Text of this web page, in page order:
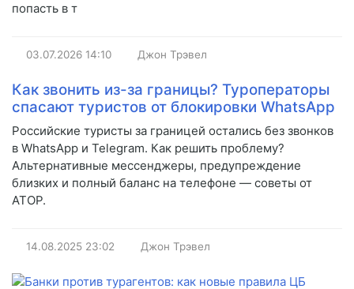
попасть в т
03.07.2026 14:10 Джон Трэвел
Как звонить из-за границы? Туроператоры
спасают туристов от блокировки WhatsApp
Российские туристы за границей остались без звонков
в WhatsApp и Telegram. Как решить проблему?
Альтернативные мессенджеры, предупреждение
близких и полный баланс на телефоне — советы от
АТОР.
14.08.2025 23:02 Джон Трэвел